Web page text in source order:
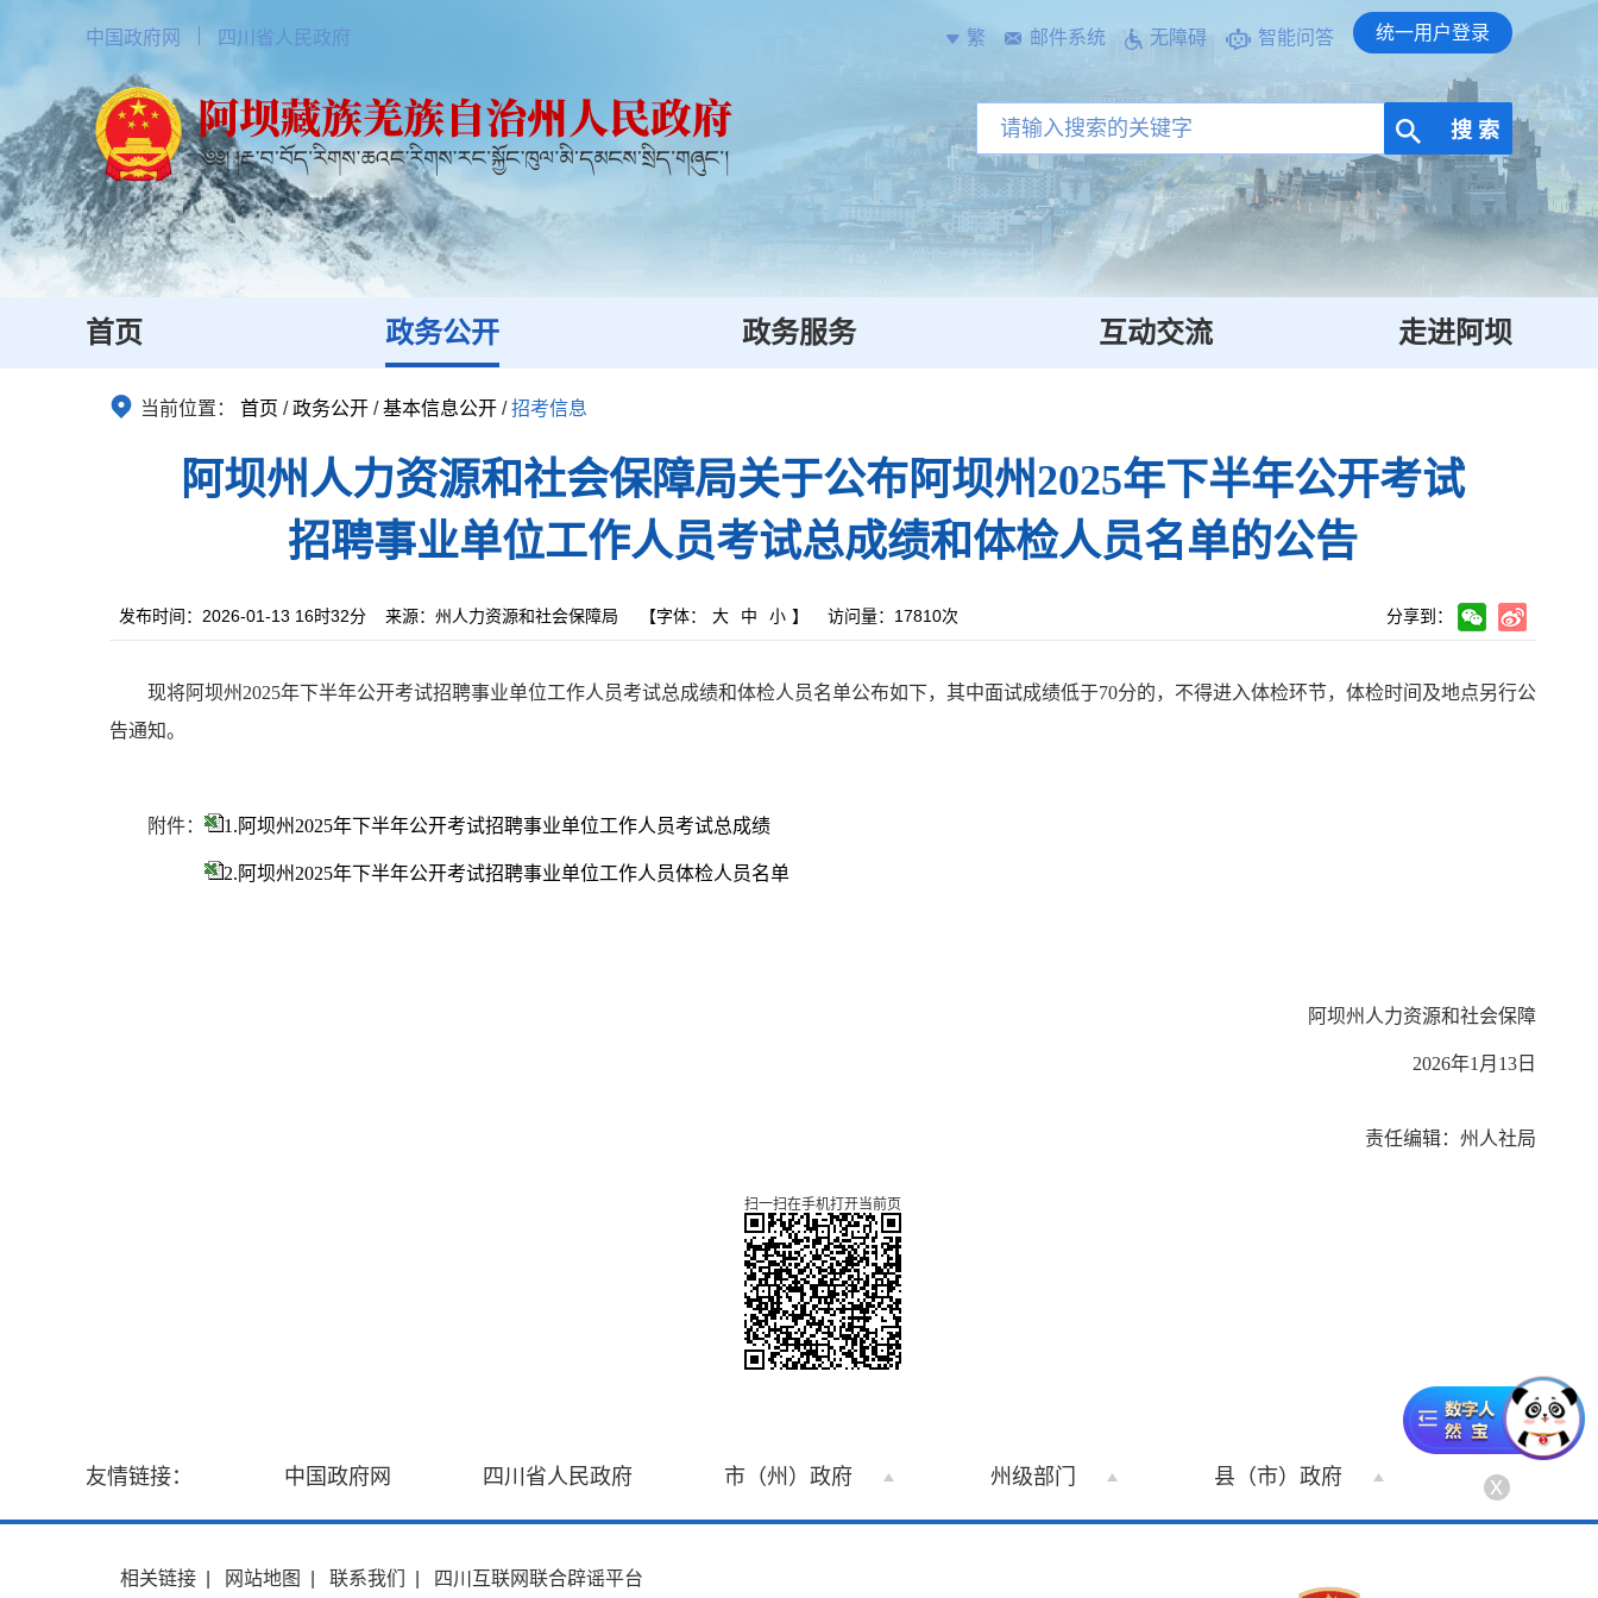
中国政府网 四川省人民政府 繁 邮件系统 无障碍 智能问答 统一用户登录
搜 索
首页 政务公开 政务服务 互动交流 走进阿坝
当前位置： 首页 /政务公开 /基本信息公开 /招考信息
阿坝州人力资源和社会保障局关于公布阿坝州2025年下半年公开考试
招聘事业单位工作人员考试总成绩和体检人员名单的公告
发布时间：2026-01-13 16时32分 来源：州人力资源和社会保障局 【字体： 大 中 小 】 访问量： 17810次 分享到：
现将阿坝州 2025年下半年公开考试招聘事业单位工作人员考试总成绩和体检人员名单公布如下，其中面试成绩低于70分的，不得进入体检环节，体检时间及地点另行公
告通知。
附件： 1.阿坝州2025年下半年公开考试招聘事业单位工作人员考试总成绩
2.阿坝州2025年下半年公开考试招聘事业单位工作人员体检人员名单
阿坝州人力资源和社会保障
2026年1 月 13 日
责任编辑：州人社局
扫一扫在手机打开当前页
友情链接： 中国政府网 四川省人民政府 市（州）政府 州级部门 县（市）政府
相关链接 网站地图 联系我们 四川互联网联合辟谣平台
x